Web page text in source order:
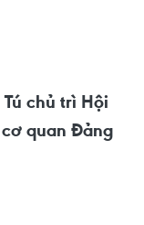
chủ trì Hội
quan Đảng